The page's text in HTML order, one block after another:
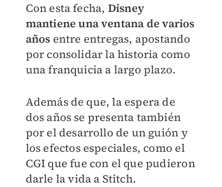
Con esta fecha, Disney
mantiene una ventana de varios
años entre entregas, apostando
por consolidar la historia como
una franquicia a largo plazo.
Además de que, la espera de
dos años se presenta también
por el desarrollo de un guión y
los efectos especiales, como el
CGI que fue con el que pudieron
darle la vida a Stitch.